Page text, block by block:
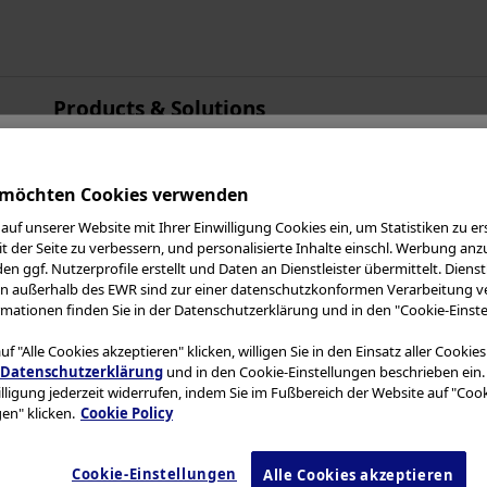
Products & Solutions
Asien-Pazifik
China
Hongkong
Indien
Japan
Malaysia
Neuseeland
Taiwan
im Olympus
und das Folgende sorgfältig
ist nur für medizinisches Fachpersonal
zuzugreifen, sie zu nutzen oder Materialien
keine medizinische Fachkraft sind.
Cookies, um Ihnen ein besseres Surferlebnis
Cookies verwenden
unserer Website mit Ihrer Einwilligung Cookies ein, um Statistiken zu
der Seite zu verbessern, und personalisierte Inhalte einschl. Werbung
ggf. Nutzerprofile erstellt und Daten an Dienstleister übermittelt.
außerhalb des EWR sind zur einer datenschutzkonformen Verarbeitung
finden Sie in der Datenschutzerklärung und in den "Cookie-
"Alle Cookies akzeptieren" klicken, willigen Sie in den Einsatz aller
Datenschutzerklärung und in den Cookie-Einstellungen beschrieben
jederzeit widerrufen, indem Sie im Fußbereich der Website auf
klicken. Cookie Policy
Cookie-Einstellungen Alle Cookies akzeptieren